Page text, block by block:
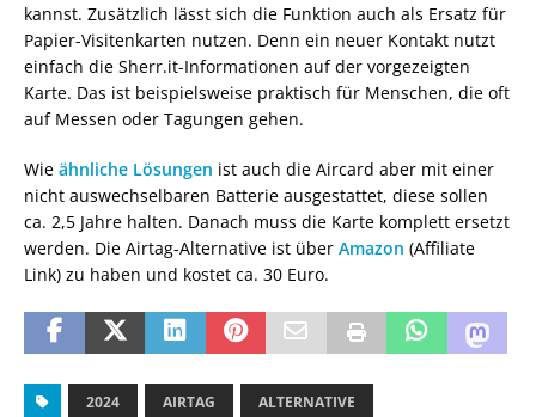
kannst. Zusätzlich lässt sich die Funktion auch als Ersatz für
Papier-Visitenkarten nutzen. Denn ein neuer Kontakt nutzt
einfach die Sherr.it-Informationen auf der vorgezeigten
Karte. Das ist beispielsweise praktisch für Menschen, die oft
auf Messen oder Tagungen gehen.
Wie ähnliche Lösungen ist auch die Aircard aber mit einer
nicht auswechselbaren Batterie ausgestattet, diese sollen
ca. 2,5 Jahre halten. Danach muss die Karte komplett ersetzt
werden. Die Airtag-Alternative ist über Amazon (Affiliate
Link) zu haben und kostet ca. 30 Euro.
2024 AIRTAG ALTERNATIVE